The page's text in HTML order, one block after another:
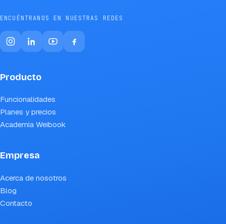
ENCUÉNTRANOS EN NUESTRAS REDES
Producto
Funcionalidades
Planes y precios
Academia Weibook
Empresa
Acerca de nosotros
Blog
Contacto